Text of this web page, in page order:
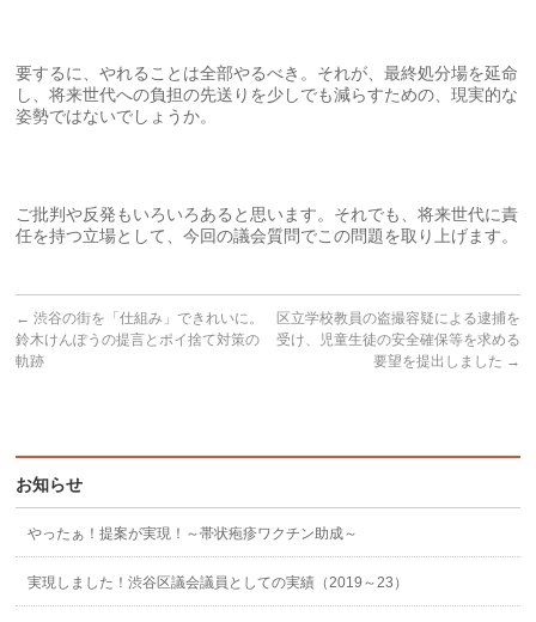
要するに、やれることは全部やるべき。それが、最終処分場を延命
し、将来世代への負担の先送りを少しでも減らすための、現実的な
姿勢ではないでしょうか。
ご批判や反発もいろいろあると思います。それでも、将来世代に責
任を持つ立場として、今回の議会質問でこの問題を取り上げます。
← 渋谷の街を「仕組み」できれいに。
鈴木けんぽうの提言とポイ捨て対策の
軌跡
区立学校教員の盗撮容疑による逮捕を
受け、児童生徒の安全確保等を求める
要望を提出しました →
お知らせ
やったぁ！提案が実現！～帯状疱疹ワクチン助成～
実現しました！渋谷区議会議員としての実績（2019～23）